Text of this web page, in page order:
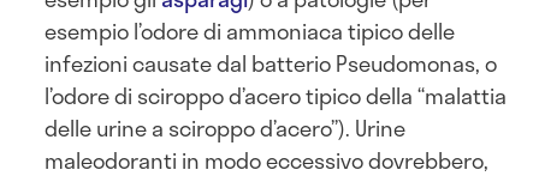
esempio l’odore di ammoniaca tipico delle
infezioni causate dal batterio Pseudomonas, o
l’odore di sciroppo d’acero tipico della “malattia
delle urine a sciroppo d’acero”). Urine
maleodoranti in modo eccessivo dovrebbero,